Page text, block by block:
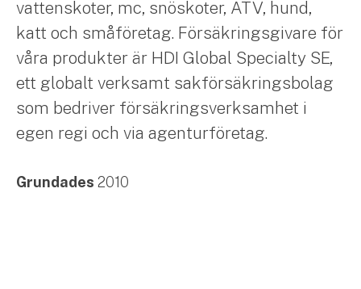
vattenskoter, mc, snöskoter, ATV, hund,
katt och småföretag. Försäkringsgivare för
våra produkter är HDI Global Specialty SE,
ett globalt verksamt sakförsäkringsbolag
som bedriver försäkringsverksamhet i
egen regi och via agenturföretag.
Grundades 2010